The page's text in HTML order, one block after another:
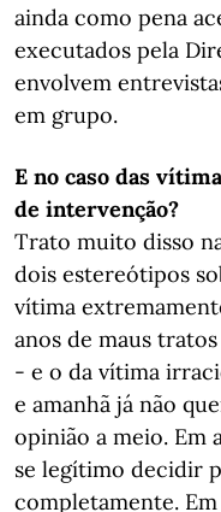
ainda como pena
executados pela
envolvem
em grupo.
E no caso das
de intervenção?
Trato muito disso
dois estereótipos
vítima
anos de maus
- e o da vítima
e amanhã já não
opinião a meio. Em
se legítimo decidir
completamente.